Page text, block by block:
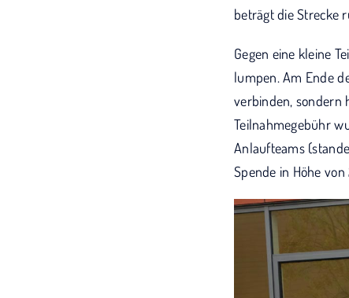
beträgt die Strecke
Gegen eine kleine
lumpen. Am Ende
verbinden, sondern
Teilnahmegebühr
Anlaufteams
Spende in Höhe